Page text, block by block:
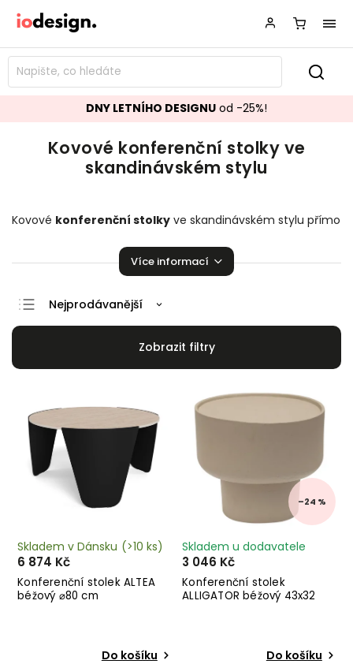
DNY LETNÍHO DESIGNU od -25%!
Kovové konferenční stolky ve
skandinávském stylu
Kovové konferenční stolky ve skandinávském stylu přímo
které zaručeně pozvednou úroveň vašeho domova.
Více informací
Doporučujeme
Nejprodávanější
Abecedně
Konferenční stolek ALTEA
béžový ⌀80 cm
Skladem v Dánsku (>10 ks)
6 874 Kč
Do košíku
–24 %
Konferenční stolek
ALLIGATOR béžový 43x32
Skladem u dodavatele
3 046 Kč
Do košíku